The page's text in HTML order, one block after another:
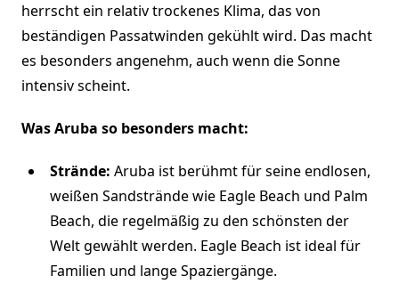
herrscht ein relativ trockenes Klima, das von
beständigen Passatwinden gekühlt wird. Das macht
es besonders angenehm, auch wenn die Sonne
intensiv scheint.
Was Aruba so besonders macht:
Strände: Aruba ist berühmt für seine endlosen,
weißen Sandstrände wie Eagle Beach und Palm
Beach, die regelmäßig zu den schönsten der
Welt gewählt werden. Eagle Beach ist ideal für
Familien und lange Spaziergänge.